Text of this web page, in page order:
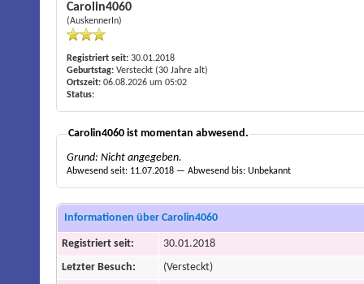
Carolin4060
(AuskennerIn)
Registriert seit: 30.01.2018
Geburtstag: Versteckt (30 Jahre alt)
Ortszeit: 06.08.2026 um 05:02
Status:
Carolin4060 ist momentan abwesend.
Grund: Nicht angegeben.
Abwesend seit: 11.07.2018 — Abwesend bis: Unbekannt
Informationen über Carolin4060
Registriert seit:
30.01.2018
Letzter Besuch:
(Versteckt)